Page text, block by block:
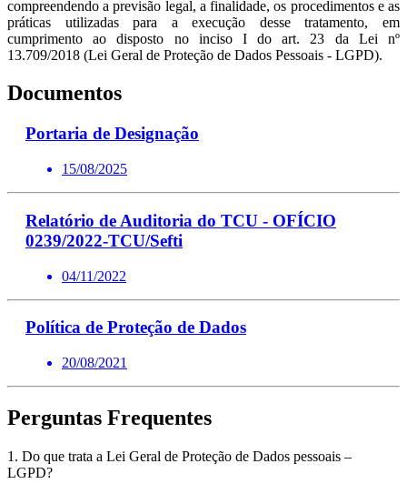
compreendendo a previsão legal, a finalidade, os procedimentos e as
práticas utilizadas para a execução desse tratamento, em
cumprimento ao disposto no inciso I do art. 23 da Lei nº
13.709/2018 (Lei Geral de Proteção de Dados Pessoais - LGPD).
Documentos
Portaria de Designação
15/08/2025
Relatório de Auditoria do TCU - OFÍCIO
0239/2022-TCU/Sefti
04/11/2022
Política de Proteção de Dados
20/08/2021
Perguntas Frequentes
1. Do que trata a Lei Geral de Proteção de Dados pessoais –
LGPD?